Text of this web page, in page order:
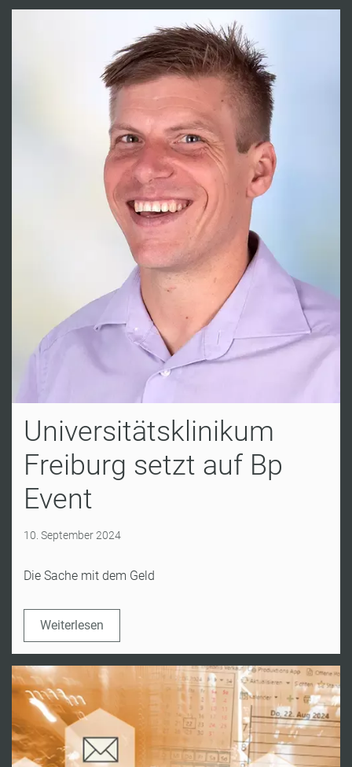
Universitätsklinikum
Freiburg setzt auf Bp
Event
10. September 2024
Die Sache mit dem Geld
Weiterlesen